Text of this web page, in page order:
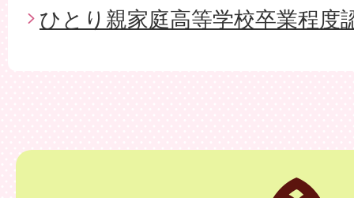
ひとり親家庭高等学校卒業程度